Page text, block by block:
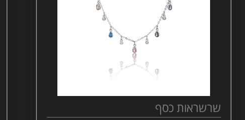
שרשראות כסף